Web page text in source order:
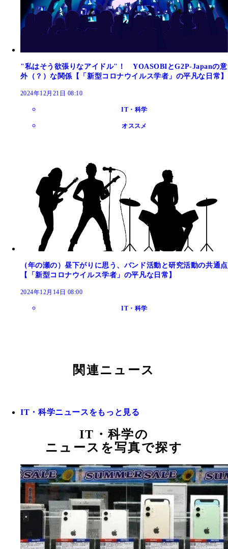
"私はそう欲張りなアイドル"！ YOASOBIとG2P-Japanの意
外（？）な関係【「新型コロナウイルス学者」の平凡な日常】
2024年12月21日 08:10
IT・科学
オススメ
（年の瀬の）昼下がりに思う、バンド活動と研究活動の共通点
【「新型コロナウイルス学者」の平凡な日常】
2024年12月14日 08:00
IT・科学
関連ニュース
IT・科学ニュースをもっと見る
IT・科学の
ニュースを写真で探す